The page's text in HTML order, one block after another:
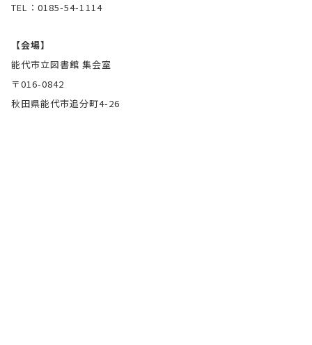
TEL：0185-54-1114
【会場】
能代市立図書館 集会室
〒016-0842
秋田県能代市追分町4-26